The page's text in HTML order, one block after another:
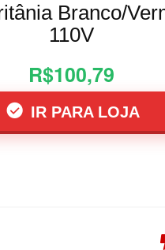
Branco/
110V
R$100,79
IR PARA LOJA